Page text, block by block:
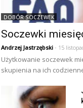
DOBÓR SOCZEWEK
Soczewki
Andrzej Jastrzębski - 15
Użytkowanie soczewek
skupienia na ich